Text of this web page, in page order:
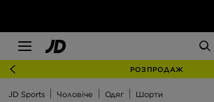
РОЗПРОДАЖ
JD Sports Чоловіче Одяг Шорти